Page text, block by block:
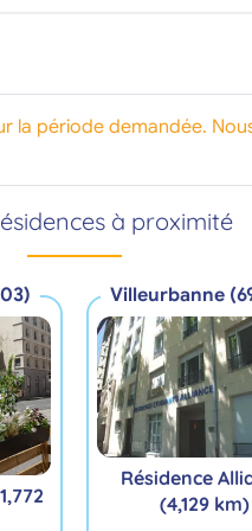
la période demandée.
à proximité
Villeurbanne
Résidence
(4,129 km)